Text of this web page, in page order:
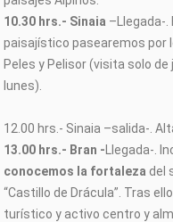
10.30 hrs.- Sinaia –Llegada-
paisajístico pasearemos por
Peles y Pelisor (visita solo
lunes).
12.00 hrs.- Sinaia –salida-.
13.00 hrs.- Bran - Llegada-.
conocemos la fortaleza del
“Castillo de Drácula”. Tras
turístico y activo centro y